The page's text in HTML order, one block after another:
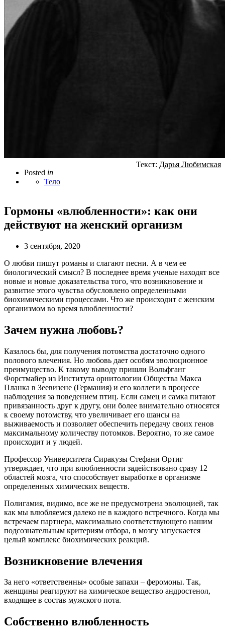
Posted in
Тело
Текст: Дарья Любимская
Гормоны «влюбленности»: как они
действуют на женский организм
3 сентября, 2020
О любви пишут романы и слагают песни. А в чем ее
биологический смысл? В последнее время ученые находят все
новые и новые доказательства того, что возникновение и
развитие этого чувства обусловлено определенными
биохимическими процессами. Что же происходит с женским
организмом во время влюбленности?
Зачем нужна любовь?
Казалось бы, для получения потомства достаточно одного
полового влечения. Но любовь дает особям эволюционное
преимущество. К такому выводу пришли Вольфганг
Форстмайер из Института орнитологии Общества Макса
Планка в Зеевизене (Германия) и его коллеги в процессе
наблюдения за поведением птиц. Если самец и самка питают
привязанность друг к другу, они более внимательно относятся
к своему потомству, что увеличивает его шансы на
выживаемость и позволяет обеспечить передачу своих генов
максимальному количеству потомков. Вероятно, то же самое
происходит и у людей.
Профессор Университета Сиракузы Стефани Ортиг
утверждает, что при влюбленности задействовано сразу 12
областей мозга, что способствует выработке в организме
определенных химических веществ.
Полигамия, видимо, все же не предусмотрена эволюцией, так
как мы влюбляемся далеко не в каждого встречного. Когда мы
встречаем партнера, максимально соответствующего нашим
подсознательным критериям отбора, в мозгу запускается
целый комплекс биохимических реакций.
Возникновение влечения
За него «ответственны» особые запахи – феромоны. Так,
женщины реагируют на химическое вещество андростенол,
входящее в состав мужского пота.
Собственно влюбленность